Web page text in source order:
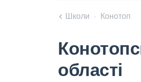
Школи Конотоп
області